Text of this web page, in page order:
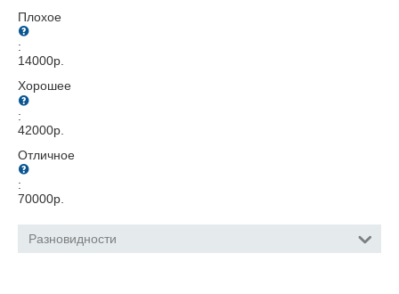
Плохое
:
14000р.
Хорошее
:
42000р.
Отличное
:
70000р.
Разновидности